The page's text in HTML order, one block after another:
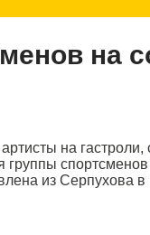
на
на
группы
из Серпухова